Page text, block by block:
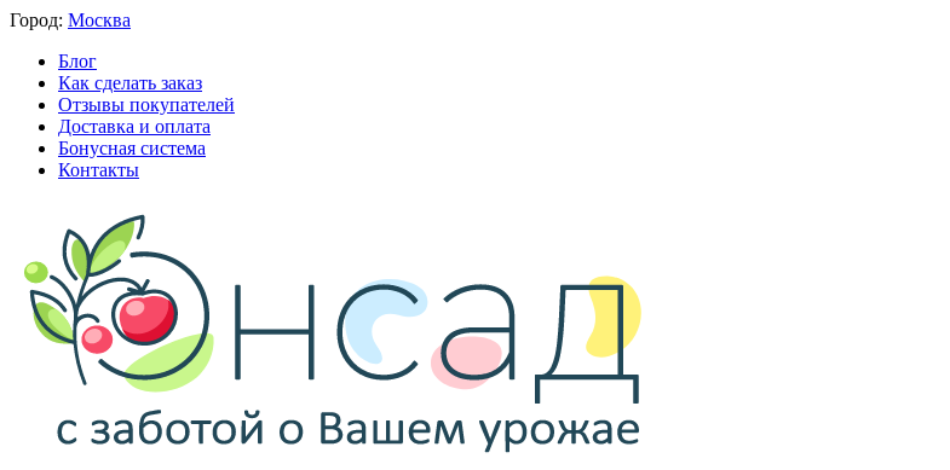
Город: Москва
Блог
Как сделать заказ
Отзывы покупателей
Доставка и оплата
Бонусная система
Контакты